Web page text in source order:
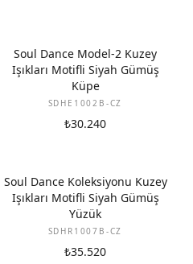
Soul Dance Model-2 Kuzey
Işıkları Motifli Siyah Gümüş
Küpe
SDHE1002B-CZ
₺30.240
Soul Dance Koleksiyonu Kuzey
Işıkları Motifli Siyah Gümüş
Yüzük
SDHR1007B-CZ
₺35.520